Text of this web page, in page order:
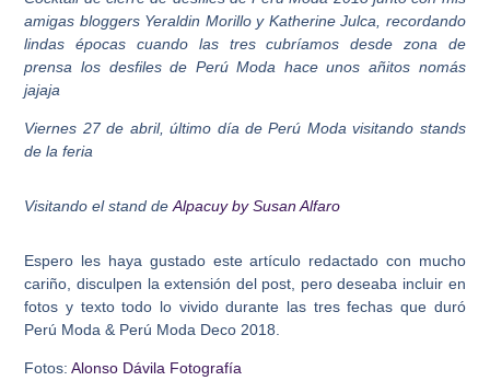
amigas bloggers Yeraldin Morillo y Katherine Julca, recordando
lindas épocas cuando las tres cubríamos desde zona de
prensa los desfiles de Perú Moda hace unos añitos nomás
jajaja
Viernes 27 de abril, último día de Perú Moda visitando stands
de la feria
Visitando el stand deAlpacuy by Susan Alfaro
Espero les haya gustado este artículo redactado con mucho
cariño, disculpen la extensión del post, pero deseaba incluir en
fotos y texto todo lo vivido durante las tres fechas que duró
Perú Moda & Perú Moda Deco 2018.
Fotos:Alonso Dávila Fotografía